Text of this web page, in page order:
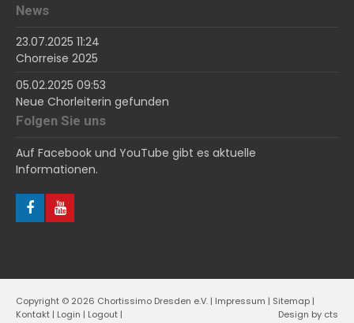
News
23.07.2025 11:24
Chorreise 2025
05.02.2025 09:53
Neue Chorleiterin gefunden
Folgen Sie uns
Auf Facebook und YouTube gibt es aktuelle
Informationen.
Copyright © 2026 Chortissimo Dresden e.V. | Impressum | Sitemap |
Kontakt | Login | Logout | Design by cts